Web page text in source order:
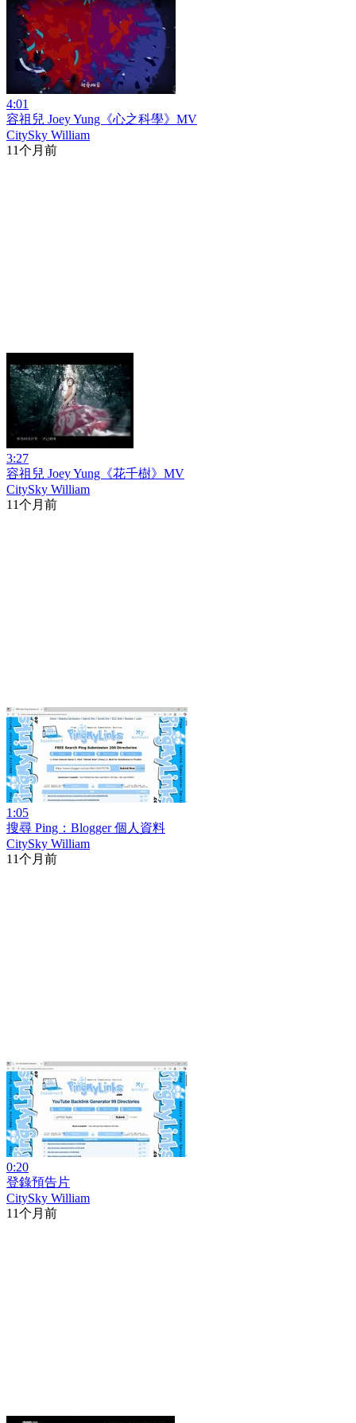
4:01
容祖兒 Joey Yung《心之科學》MV
CitySky William
11个月前
3:27
容祖兒 Joey Yung《花千樹》MV
CitySky William
11个月前
1:05
搜尋 Ping：Blogger 個人資料
CitySky William
11个月前
0:20
登錄預告片
CitySky William
11个月前